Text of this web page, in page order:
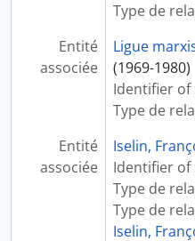
Type de
Entité
associée
Ligue
(1969-1980)
Identifier
Type de
Entité
associée
Iselin,
Identifier
Type de
Type de
Iselin,